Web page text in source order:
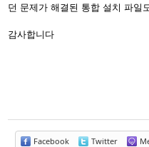
던 문제가 해결된 통합 설치 파일
감사합니다
Facebook Twitter